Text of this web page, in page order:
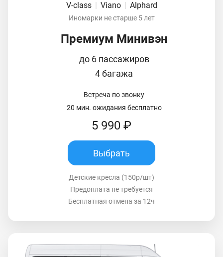
V-class Viano Alphard
Иномарки не старше 5 лет
Премиум Минивэн
до 6 пассажиров
4 багажа
Встреча по звонку
20 мин. ожидания бесплатно
5 990 ₽
Выбрать
Детские кресла (150р/шт)
Предоплата не требуется
Бесплатная отмена за 12ч